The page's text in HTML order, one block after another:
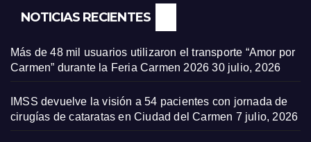
NOTICIAS RECIENTES
Más de 48 mil usuarios utilizaron el transporte “Amor por
Carmen” durante la Feria Carmen 2026 30 julio, 2026
IMSS devuelve la visión a 54 pacientes con jornada de
cirugías de cataratas en Ciudad del Carmen 7 julio, 2026